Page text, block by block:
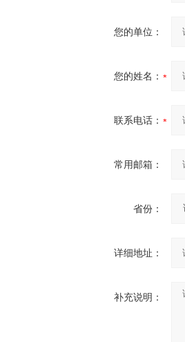
您的单位：
您的姓名：
联系电话：
常用邮箱：
省份：
详细地址：
补充说明：